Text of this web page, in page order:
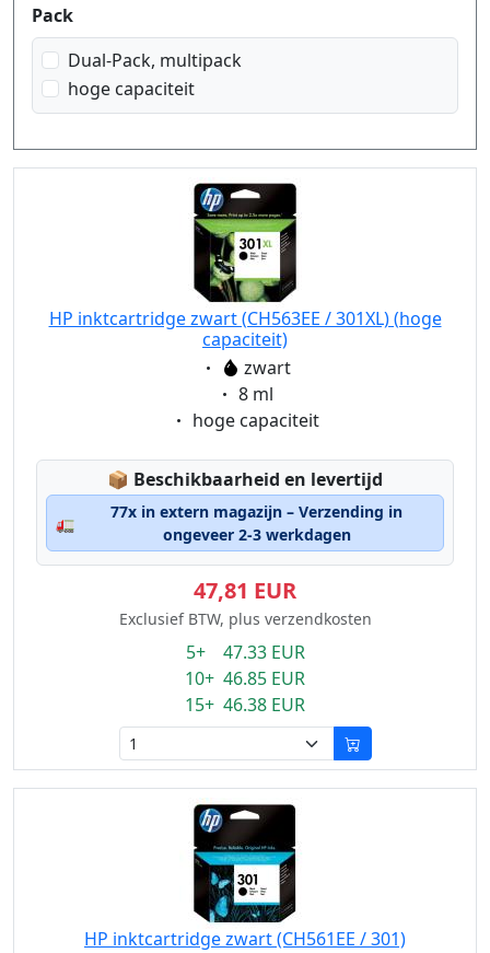
Pack
Dual-Pack, multipack
hoge capaciteit
HP inktcartridge zwart (CH563EE / 301XL) (hoge
capaciteit)
Eigenschaft:
zwart
Eigenschaft:
8 ml
Eigenschaft:
hoge capaciteit
📦 Lagerstatus:
Beschikbaarheid en levertijd
🚛
77x in extern magazijn – Verzending in
ongeveer 2-3 werkdagen
47,81 EUR
Exclusief BTW, plus verzendkosten
5+ 47.33 EUR
10+ 46.85 EUR
15+ 46.38 EUR
HP inktcartridge zwart (CH561EE / 301)